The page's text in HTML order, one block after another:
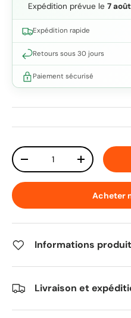
Expédition prévue le 7 août
Expédition rapide
Retours sous 30 jours
Paiement sécurisé
Qté
Diminuer la quantité
Augmenter
Acheter
Informations produit
Livraison et